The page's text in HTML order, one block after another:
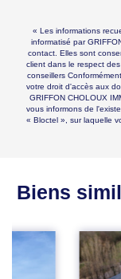
« Les informations
informatisé par
contact. Elles sont
client dans le respect
conseillers
votre droit d'accès aux
GRIFFON CHOLOUX
vous informons de
« Bloctel », sur laquelle
Biens